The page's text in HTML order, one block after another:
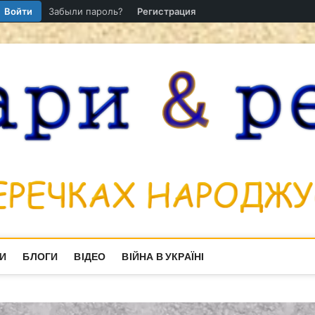
Войти Забыли пароль? Регистрация
БЛОГИ ВІДЕО ВІЙНА В УКРАЇНІ